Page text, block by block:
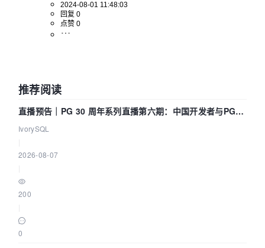
2024-08-01 11:48:03
回复 0
点赞 0
推荐阅读
直播预告｜PG 30 周年系列直播第六期：中国开发者与PG内
核——我们改得动吗？我们贡献了什么？
IvorySQL
2026-08-07
200
0